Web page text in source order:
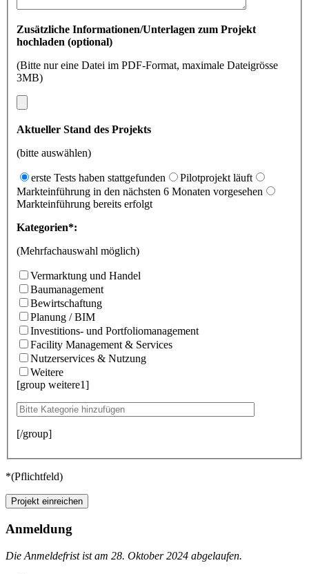
Zusätzliche Informationen/Unterlagen zum Projekt
hochladen (optional)
(Bitte nur eine Datei im PDF-Format, maximale Dateigrösse
3MB)
Aktueller Stand des Projekts
(bitte auswählen)
erste Tests haben stattgefunden
Pilotprojekt läuft
Markteinführung in den nächsten 6 Monaten vorgesehen
Markteinführung bereits erfolgt
Kategorien*:
(Mehrfachauswahl möglich)
Vermarktung und Handel
Baumanagement
Bewirtschaftung
Planung / BIM
Investitions- und Portfoliomanagement
Facility Management & Services
Nutzerservices & Nutzung
Weitere
[group weitere1]
[/group]
*(Pflichtfeld)
Anmeldung
Die Anmeldefrist ist am 28. Oktober 2024 abgelaufen.